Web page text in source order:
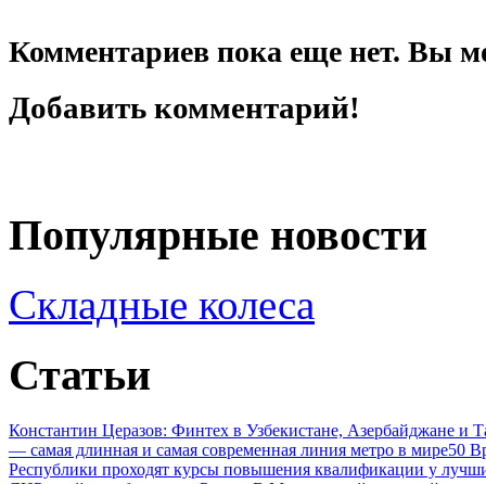
Комментариев пока еще нет. Вы
Добавить комментарий!
Популярные новости
Складные колеса
Статьи
Константин Церазов: Финтех в Узбекистане, Азербайджане
— самая длинная и самая современная линия метро в мире50
Республики проходят курсы повышения квалификации у